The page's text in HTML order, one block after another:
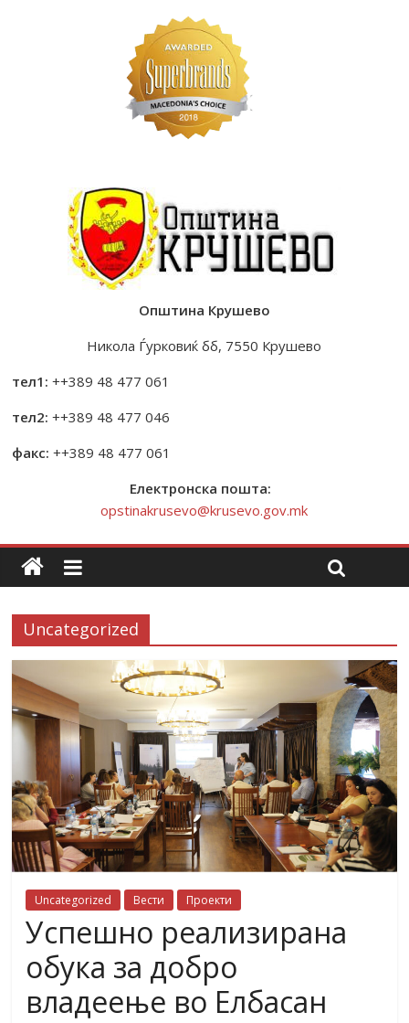
Општина Крушево
Никола Ѓурковиќ бб, 7550 Крушево
тел1: ++389 48 477 061
тел2: ++389 48 477 046
факс: ++389 48 477 061
Електронска пошта:
opstinakrusevo@krusevo.gov.mk
Uncategorized
Uncategorized Вести Проекти
Успешно реализирана
обука за добро
владеење во Елбасан